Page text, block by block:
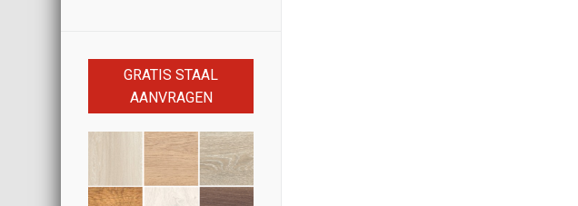
GRATIS STAAL
AANVRAGEN